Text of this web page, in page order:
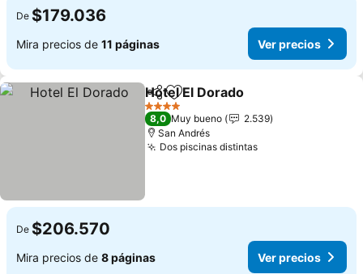
De $179.036
Mira precios de 11 páginas Ver precios
CompartirAgregar a favoritos
Hotel El Dorado
4 Estrellas
8,0 Muy bueno
2.539
San Andrés
Dos piscinas distintas
De $206.570
Mira precios de 8 páginas Ver precios